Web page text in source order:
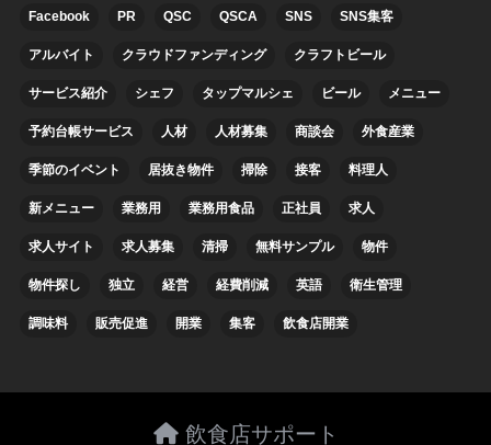
Facebook PR QSC QSCA SNS SNS集客
アルバイト クラウドファンディング クラフトビール
サービス紹介 シェフ タップマルシェ ビール メニュー
予約台帳サービス 人材 人材募集 商談会 外食産業
季節のイベント 居抜き物件 掃除 接客 料理人
新メニュー 業務用 業務用食品 正社員 求人
求人サイト 求人募集 清掃 無料サンプル 物件
物件探し 独立 経営 経費削減 英語 衛生管理
調味料 販売促進 開業 集客 飲食店開業
飲食店サポート